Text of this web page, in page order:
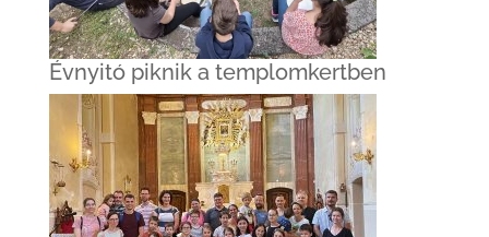
Évnyitó piknik a templomkertben